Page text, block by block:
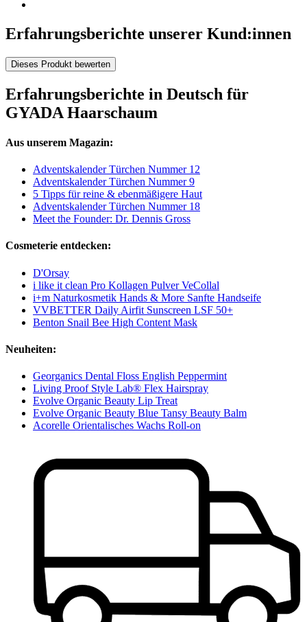
Erfahrungsberichte unserer Kund:innen
Dieses Produkt bewerten
Erfahrungsberichte in Deutsch für
GYADA Haarschaum
Aus unserem Magazin:
Adventskalender Türchen Nummer 12
Adventskalender Türchen Nummer 9
5 Tipps für reine & ebenmäßigere Haut
Adventskalender Türchen Nummer 18
Meet the Founder: Dr. Dennis Gross
Cosmeterie entdecken:
D'Orsay
i like it clean Pro Kollagen Pulver VeCollal
i+m Naturkosmetik Hands & More Sanfte Handseife
VVBETTER Daily Airfit Sunscreen LSF 50+
Benton Snail Bee High Content Mask
Neuheiten:
Georganics Dental Floss English Peppermint
Living Proof Style Lab® Flex Hairspray
Evolve Organic Beauty Lip Treat
Evolve Organic Beauty Blue Tansy Beauty Balm
Acorelle Orientalisches Wachs Roll-on